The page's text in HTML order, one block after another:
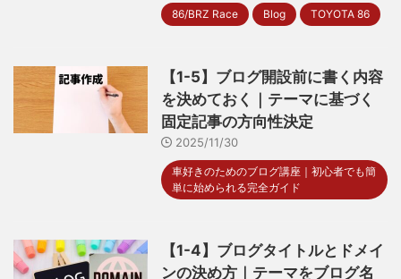
86/BRZ Race Blog TOYOTA 86
【1-5】ブログ開設前に書く内容
を決めておく｜テーマに基づく
固定記事の方向性決定
2025/11/30
車好きのためのブログ講座｜初心者でも簡
単に始められる完全ガイド
【1-4】ブログタイトルとドメイ
ンの決め方｜テーマをブログ名